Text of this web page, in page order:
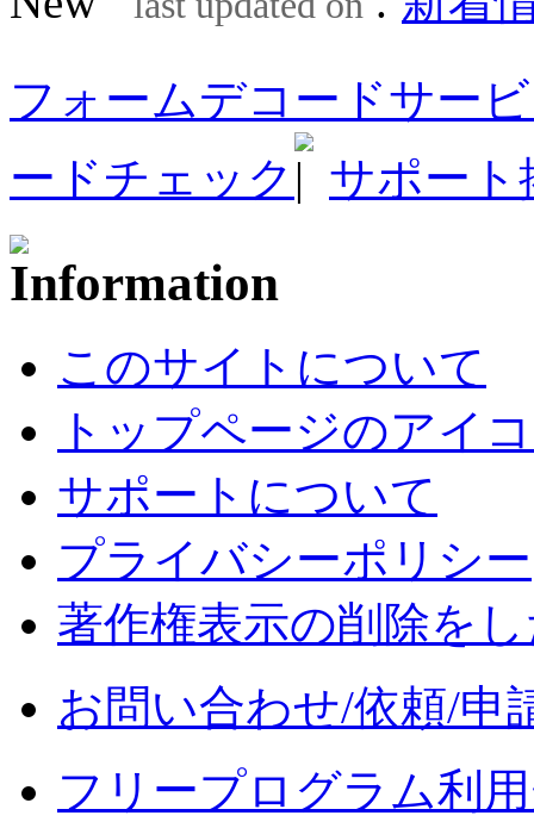
フォームデコードサー
ードチェック
サポート
このサイトについて
トップページのアイ
サポートについて
プライバシーポリシー
著作権表示の削除を
お問い合わせ/依頼/申
フリープログラム利